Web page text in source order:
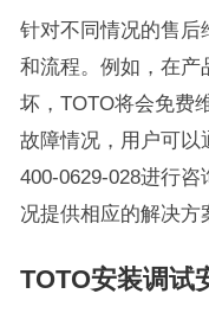
针对不同情况的售后
和流程。例如，在产
坏，TOTO将会免费
故障情况，用户可以
400-0629-028进行
况提供相应的解决方
TOTO安装调试